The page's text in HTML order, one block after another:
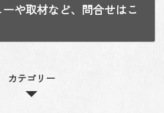
や取材など、問合せはこ
カテゴリー